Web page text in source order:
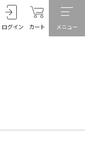
ログイン カート メニュー